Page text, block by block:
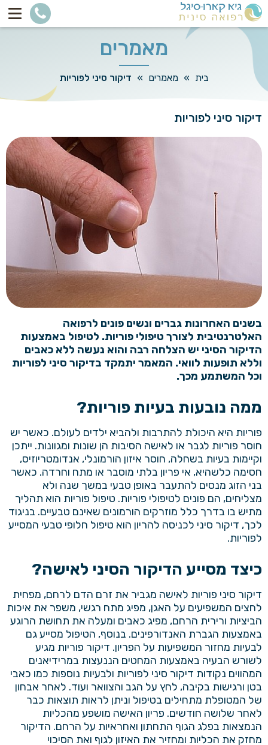
מאמרים
בית » מאמרים » דיקור סיני לפוריות
דיקור סיני לפוריות
בשנים האחרונות גברים ונשים פונים לרפואה
האלטרנטיבית לצורך טיפולי פוריות. לטיפול באמצעות
הדיקור הסיני יש הצלחה רבה והוא נעשה ללא כאבים
וללא תופעות לוואי. המאמר יתמקד בדיקור סיני לפוריות
וכל המשתמע מכך.
ממה נובעות בעיות פוריות?
פוריות היא היכולת להתרבות ולהביא ילדים לעולם. כאשר יש
חוסר פוריות לגבר או לאישה הסיבות הן שונות ומגוונות. ייתכן
וקיימות בעיות בשחלה, חוסר איזון הורמונלי, אנדומטריוזיס,
חסימה כלשהיא, אי פריון בלתי מוסבר או מתח וחרדה. כאשר
בני הזוג מנסים להתעבר באופן טבעי במשך שנה ולא
מצליחים, הם פונים לטיפולי פוריות. טיפול פוריות הוא תהליך
מתיש בו בדרך כלל מוזרקים הורמונים שאינם טבעיים. בניגוד
לכך, דיקור סיני לכניסה להריון הוא טיפול חלופי טבעי המסייע
לפוריות.
כיצד מסייע הדיקור הסיני לאישה?
דיקור סיני פוריות לאישה מגביר את זרם הדם לרחם, מפחית
לחצים המשפיעים על האגן, מפיג מתח רגשי, משפר את איכות
הביציות ורירית הרחם, מפיג כאבים ומעלה את תחושת הרוגע
באמצעות הגברת האנדורפינים. בנוסף, הטיפול מסייע גם
לבעיות מחזור המשפיעות על הפריון. דיקור פוריות מגיע
לשורש הבעיה באמצעות המחטים הננעצות במרידיאנים
המהווים נקודות דיקור סיני לפוריות ולבעיות נוספות כמו כאבי
בטן ורגישות בקיבה, לחץ על הגב והצוואר ועוד. לאחר אבחון
של המטופלת מתחילים בטיפול וניתן לראות תוצאות כבר
לאחר שלושה חודשים. פריון האישה מושפע מהכליות
הנמצאות בפלג הגוף התחתון ואחראיות על הרחם. הדיקור
מחזק את הכליות ומחזיר את האיזון לגוף ואת הסיכוי